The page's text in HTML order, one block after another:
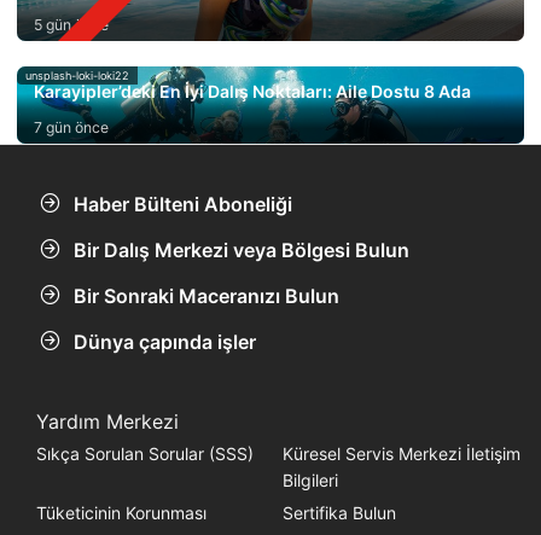
5 gün önce
unsplash-loki-loki22
Karayipler’deki En İyi Dalış Noktaları: Aile Dostu 8 Ada
7 gün önce
Haber Bülteni Aboneliği
Bir Dalış Merkezi veya Bölgesi Bulun
Bir Sonraki Maceranızı Bulun
Dünya çapında işler
Yardım Merkezi
Sıkça Sorulan Sorular (SSS)
Küresel Servis Merkezi İletişim
Bilgileri
Tüketicinin Korunması
Sertifika Bulun